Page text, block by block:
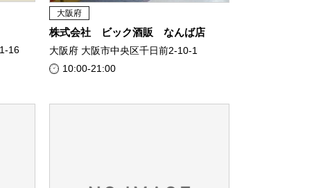
16
大阪府
株式会社 ビック酒販 なんば店
大阪府 大阪市中央区千日前2-10-1
10:00-21:00